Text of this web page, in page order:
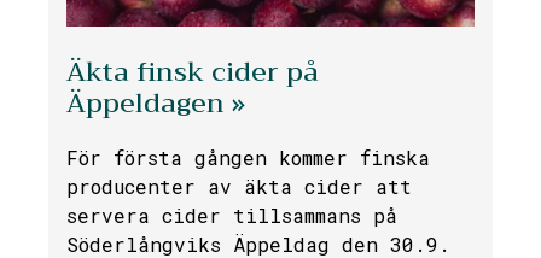
Äkta finsk cider på
Äppeldagen »
För första gången kommer finska
producenter av äkta cider att
servera cider tillsammans på
Söderlångviks Äppeldag den 30.9.